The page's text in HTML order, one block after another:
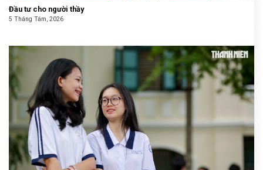
Đầu tư cho người thầy
5 Tháng Tám, 2026